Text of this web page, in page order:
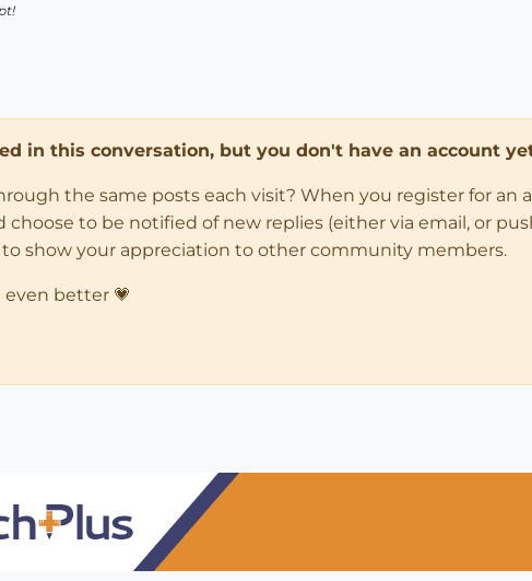
in this conversation, but you don't have an account
the same posts each visit? When you register for an
to be notified of new replies (either via email, or
show your appreciation to other community members.
better 💗